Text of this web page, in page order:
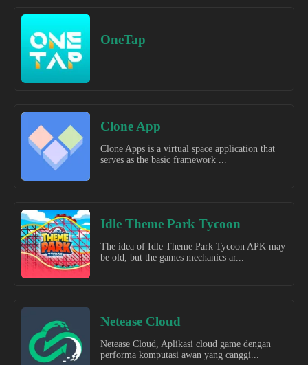
OneTap
Clone App
Clone Apps is a virtual space application that
serves as the basic framework ...
Idle Theme Park Tycoon
The idea of Idle Theme Park Tycoon APK may
be old, but the games mechanics ar...
Netease Cloud
Netease Cloud, Aplikasi cloud game dengan
performa komputasi awan yang canggi...